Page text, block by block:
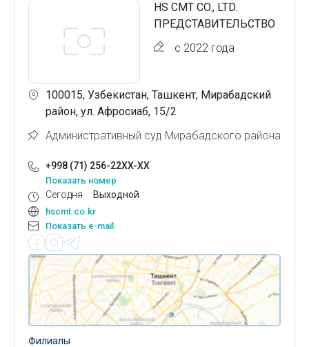
HS CMT CO., LTD.
ПРЕДСТАВИТЕЛЬСТВО
с 2022 года
100015, Узбекистан, Ташкент, Мирабадский
район, ул. Афросиаб, 15/2
Административный суд Мирабадского района
+998 (71) 256-22XX-XX
Показать номер
Сегодня Выходной
hscmt.co.kr
Показать e-mail
Филиалы